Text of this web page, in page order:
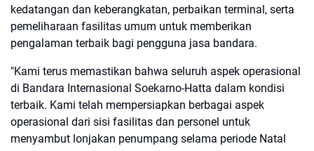
kedatangan dan keberangkatan, perbaikan terminal, serta
pemeliharaan fasilitas umum untuk memberikan
pengalaman terbaik bagi pengguna jasa bandara.
"Kami terus memastikan bahwa seluruh aspek operasional
di Bandara Internasional Soekarno-Hatta dalam kondisi
terbaik. Kami telah mempersiapkan berbagai aspek
operasional dari sisi fasilitas dan personel untuk
menyambut lonjakan penumpang selama periode Natal